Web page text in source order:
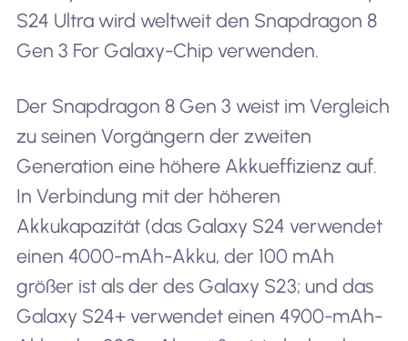
S24 Ultra wird weltweit den Snapdragon 8
Gen 3 For Galaxy-Chip verwenden.
Der Snapdragon 8 Gen 3 weist im Vergleich
zu seinen Vorgängern der zweiten
Generation eine höhere Akkueffizienz auf.
In Verbindung mit der höheren
Akkukapazität (das Galaxy S24 verwendet
einen 4000-mAh-Akku, der 100 mAh
größer ist als der des Galaxy S23; und das
Galaxy S24+ verwendet einen 4900-mAh-